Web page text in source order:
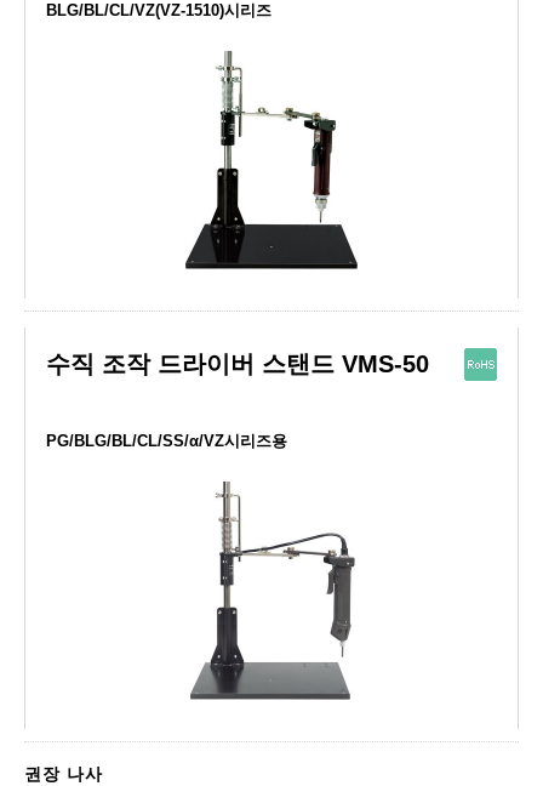
BLG/BL/CL/VZ(VZ-1510)시리즈
수직 조작 드라이버 스탠드 VMS-50
PG/BLG/BL/CL/SS/α/VZ시리즈용
권장 나사